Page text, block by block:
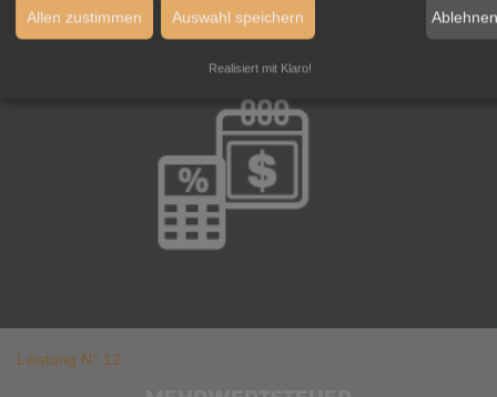
Leistung N° 12
Allen zustimmen Auswahl speichern
Realisiert mit Klaro!